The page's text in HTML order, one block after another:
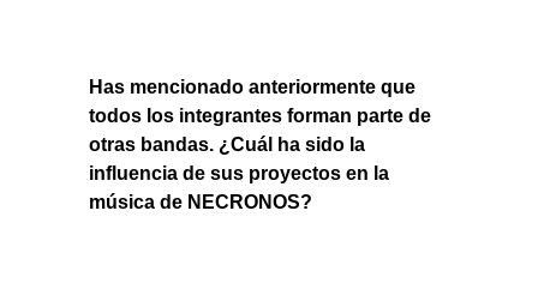
Has mencionado anteriormente que
todos los integrantes forman parte de
otras bandas. ¿Cuál ha sido la
influencia de sus proyectos en la
música de NECRONOS?